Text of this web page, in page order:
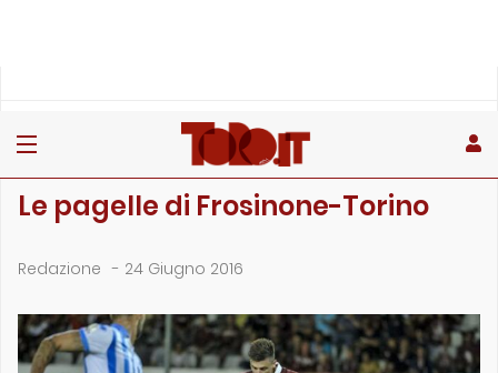
Le pagelle di Frosinone-Torino
Redazione - 24 Giugno 2016